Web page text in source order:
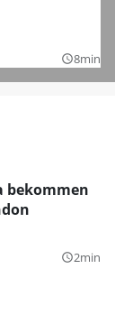
query_builder8min
bekommen
query_builder2min